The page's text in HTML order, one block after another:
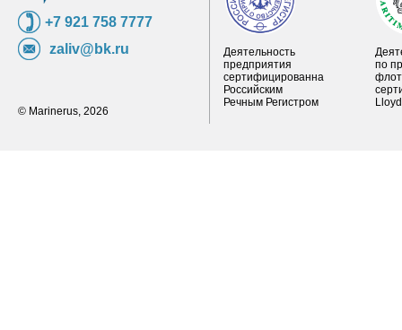
+7 921 758 7777
zaliv@bk.ru
© Marinerus, 2026
Деятельность
предприятия
сертифицированна
Российским
Речным Регистром
по